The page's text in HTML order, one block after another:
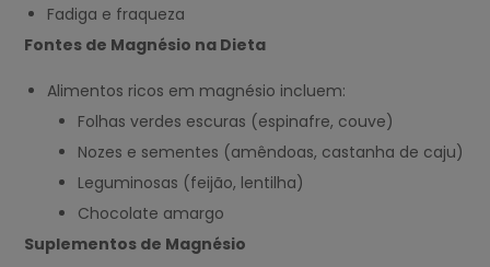
Fadiga e fraqueza
Fontes de Magnésio na Dieta
Alimentos ricos em magnésio incluem:
Folhas verdes escuras (espinafre, couve)
Nozes e sementes (amêndoas, castanha de caju)
Leguminosas (feijão, lentilha)
Chocolate amargo
Suplementos de Magnésio